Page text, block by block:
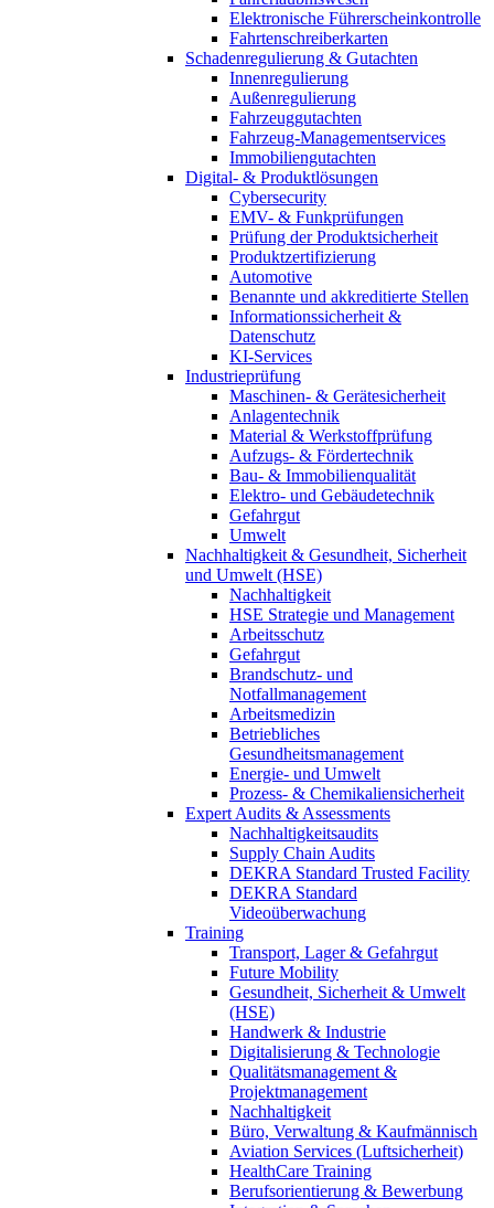
Elektronische Führerscheinkontrolle
Fahrtenschreiberkarten
Schadenregulierung & Gutachten
Innenregulierung
Außenregulierung
Fahrzeuggutachten
Fahrzeug-Managementservices
Immobiliengutachten
Digital- & Produktlösungen
Cybersecurity
EMV- & Funkprüfungen
Prüfung der Produktsicherheit
Produktzertifizierung
Automotive
Benannte und akkreditierte Stellen
Informationssicherheit &
Datenschutz
KI-Services
Industrieprüfung
Maschinen- & Gerätesicherheit
Anlagentechnik
Material & Werkstoffprüfung
Aufzugs- & Fördertechnik
Bau- & Immobilienqualität
Elektro- und Gebäudetechnik
Gefahrgut
Umwelt
Nachhaltigkeit & Gesundheit, Sicherheit
und Umwelt (HSE)
Nachhaltigkeit
HSE Strategie und Management
Arbeitsschutz
Gefahrgut
Brandschutz- und
Notfallmanagement
Arbeitsmedizin
Betriebliches
Gesundheitsmanagement
Energie- und Umwelt
Prozess- & Chemikaliensicherheit
Expert Audits & Assessments
Nachhaltigkeitsaudits
Supply Chain Audits
DEKRA Standard Trusted Facility
DEKRA Standard
Videoüberwachung
Training
Transport, Lager & Gefahrgut
Future Mobility
Gesundheit, Sicherheit & Umwelt
(HSE)
Handwerk & Industrie
Digitalisierung & Technologie
Qualitätsmanagement &
Projektmanagement
Nachhaltigkeit
Büro, Verwaltung & Kaufmännisch
Aviation Services (Luftsicherheit)
HealthCare Training
Berufsorientierung & Bewerbung